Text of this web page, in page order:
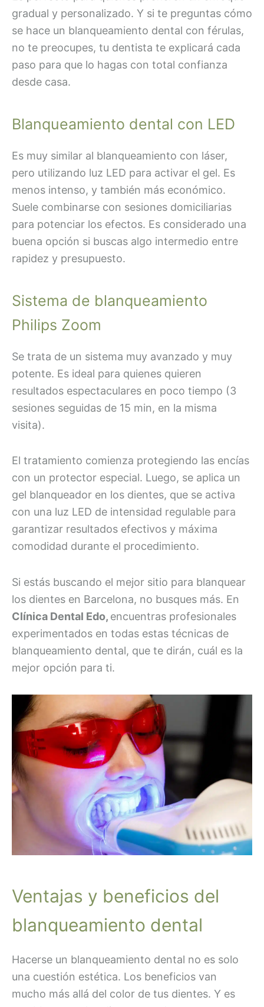
gradual y personalizado. Y si te preguntas cómo
se hace un blanqueamiento dental con férulas,
no te preocupes, tu dentista te explicará cada
paso para que lo hagas con total confianza
desde casa.
Blanqueamiento dental con LED
Es muy similar al blanqueamiento con láser,
pero utilizando luz LED para activar el gel. Es
menos intenso, y también más económico.
Suele combinarse con sesiones domiciliarias
para potenciar los efectos. Es considerado una
buena opción si buscas algo intermedio entre
rapidez y presupuesto.
Sistema de blanqueamiento
Philips Zoom
Se trata de un sistema muy avanzado y muy
potente. Es ideal para quienes quieren
resultados espectaculares en poco tiempo (3
sesiones seguidas de 15 min, en la misma
visita).
El tratamiento comienza protegiendo las encías
con un protector especial. Luego, se aplica un
gel blanqueador en los dientes, que se activa
con una luz LED de intensidad regulable para
garantizar resultados efectivos y máxima
comodidad durante el procedimiento.
Si estás buscando el mejor sitio para blanquear
los dientes en Barcelona, no busques más. En
Clínica Dental Edo, encuentras profesionales
experimentados en todas estas técnicas de
blanqueamiento dental, que te dirán, cuál es la
mejor opción para ti.
Ventajas y beneficios del
blanqueamiento dental
Hacerse un blanqueamiento dental no es solo
una cuestión estética. Los beneficios van
mucho más allá del color de tus dientes. Y es